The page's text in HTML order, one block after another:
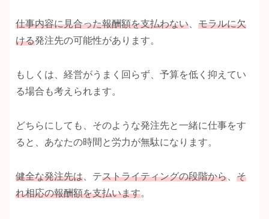
仕事内容に見合った報酬額を支払わない
モラルに欠
ける発注先の可能性があります。
もしくは、経営がうまく回らず、予算を低く抑えてい
る場合も考えられます。
どちらにしても、そのような発注先と一緒に仕事をす
ると、あなたの時間と労力が無駄になります。
健全な発注先は 、テストライティングの段階から
そ
れ相応の報酬額を支払います。